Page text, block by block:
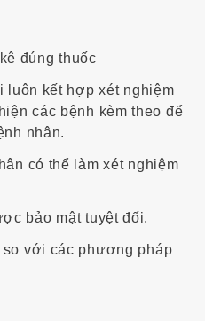
đúng thuốc
luôn kết hợp xét nghiệm
các bệnh kèm theo để
nhân.
có thể làm xét nghiệm
bảo mật tuyệt đối.
với các phương pháp